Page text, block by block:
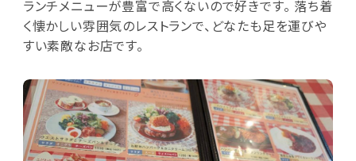
ランチメニューが豊富で高くないので好きです。 落ち着
く懐かしい雰囲気のレストランで、どなたも足を運びや
すい素敵なお店です。